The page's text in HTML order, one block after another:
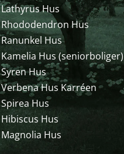
Lathyrus Hus
Rhododendron Hus
Ranunkel Hus
Kamelia Hus (seniorboliger)
Syren Hus
Verbena Hus Karréen
Spirea Hus
Hibiscus Hus
Magnolia Hus